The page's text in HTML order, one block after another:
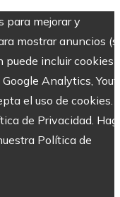
para mejorar y
mostrar anuncios
incluir cookies
Analytics,
el uso de cookies.
de Privacidad.
Política de